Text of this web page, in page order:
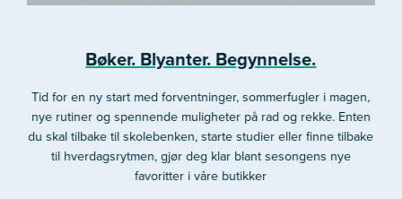
Bøker. Blyanter. Begynnelse.
Tid for en ny start med forventninger, sommerfugler i magen,
nye rutiner og spennende muligheter på rad og rekke. Enten
du skal tilbake til skolebenken, starte studier eller finne tilbake
til hverdagsrytmen, gjør deg klar blant sesongens nye
favoritter i våre butikker